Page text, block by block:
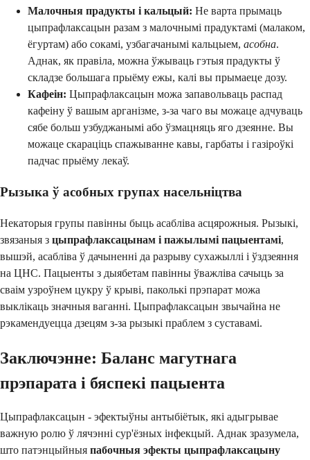
Малочныя прадукты і кальцый: Не варта прымаць
цыпрафлаксацын разам з малочнымі прадуктамі (малаком,
ёгуртам) або сокамі, узбагачанымі кальцыем, асобна.
Аднак, як правіла, можна ўжываць гэтыя прадукты ў
складзе большага прыёму ежы, калі вы прымаеце дозу.
Кафеін: Цыпрафлаксацын можа запавольваць распад
кафеіну ў вашым арганізме, з-за чаго вы можаце адчуваць
сябе больш узбуджанымі або ўзмацняць яго дзеянне. Вы
можаце скараціць спажыванне кавы, гарбаты і газіроўкі
падчас прыёму лекаў.
Рызыка ў асобных групах насельніцтва
Некаторыя групы павінны быць асабліва асцярожныя. Рызыкі,
звязаныя з цыпрафлаксацынам і пажылымі пацыентамі,
вышэй, асабліва ў дачыненні да разрыву сухажыллі і ўздзеяння
на ЦНС. Пацыенты з дыябетам павінны ўважліва сачыць за
сваім узроўнем цукру ў крыві, паколькі прэпарат можа
выклікаць значныя ваганні. Цыпрафлаксацын звычайна не
рэкамендуецца дзецям з-за рызыкі праблем з суставамі.
Заключэнне: Баланс магутнага
прэпарата і бяспекі пацыента
Цыпрафлаксацын - эфектыўны антыбіётык, які адыгрывае
важную ролю ў лячэнні сур'ёзных інфекцый. Аднак зразумела,
што патэнцыйныя пабочныя эфекты цыпрафлаксацыну